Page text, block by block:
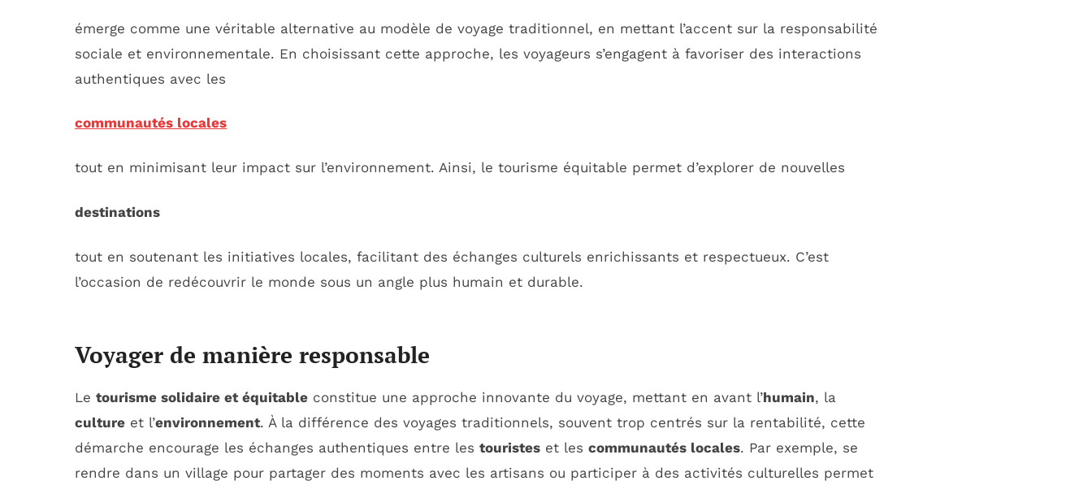
émerge comme une véritable alternative au modèle de voyage traditionnel, en mettant l’accent sur la responsabilité
sociale et environnementale. En choisissant cette approche, les voyageurs s’engagent à favoriser des interactions
authentiques avec les
communautés locales
tout en minimisant leur impact sur l’environnement. Ainsi, le tourisme équitable permet d’explorer de nouvelles
destinations
tout en soutenant les initiatives locales, facilitant des échanges culturels enrichissants et respectueux. C’est
l’occasion de redécouvrir le monde sous un angle plus humain et durable.
Voyager de manière responsable
Le tourisme solidaire et équitable constitue une approche innovante du voyage, mettant en avant l’humain, la
culture et l’environnement. À la différence des voyages traditionnels, souvent trop centrés sur la rentabilité, cette
démarche encourage les échanges authentiques entre les touristes et les communautés locales. Par exemple, se
rendre dans un village pour partager des moments avec les artisans ou participer à des activités culturelles permet